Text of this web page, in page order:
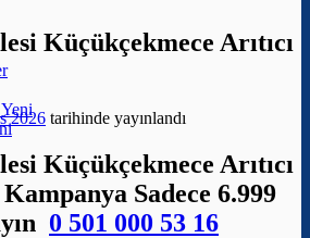
Küçükçekmece Arıtıcı
2026 tarihinde yayınlandı
Küçükçekmece Arıtıcı
Sadece 6.999
0 501 000 53 16